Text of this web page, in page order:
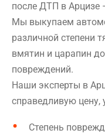
после ДТП в Арцизе
Мы выкупаем
различной степени
вмятин и царапин
повреждений.
Наши эксперты в
справедливую цену,
Степень